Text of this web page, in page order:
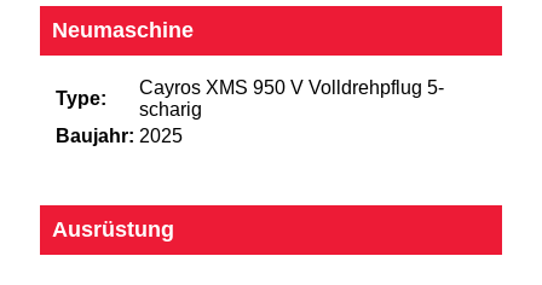
Neumaschine
Type:
Cayros XMS 950 V Volldrehpflug 5-
scharig
Baujahr: 2025
Ausrüstung